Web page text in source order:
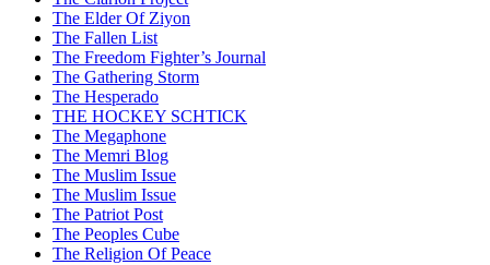
The Elder Of Ziyon
The Fallen List
The Freedom Fighter’s Journal
The Gathering Storm
The Hesperado
THE HOCKEY SCHTICK
The Megaphone
The Memri Blog
The Muslim Issue
The Muslim Issue
The Patriot Post
The Peoples Cube
The Religion Of Peace